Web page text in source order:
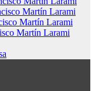
Martín Larami
Martín Larami
Martín Larami